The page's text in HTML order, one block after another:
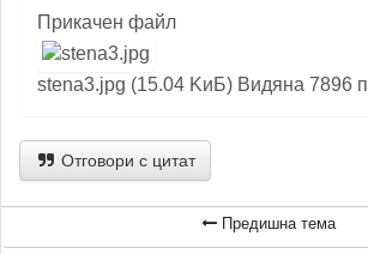
Прикачен файл
stena3.jpg (15.04 KиБ) Видяна 7896
Отговори с цитат
Предишна тема